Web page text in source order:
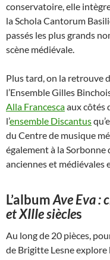
conservatoire, elle
la Schola Cantorum
passés les plus grands
scène médiévale.
Plus tard, on la retrouve
l’Ensemble Gilles
Alla Francescaaux côtés
l’ensemble Discantus
du Centre de musique
également à la Sorbonne
anciennes et
L’albumAve Eva :
et XIIIe siècles
Au long de 20 pièces,
de Brigitte Lesne